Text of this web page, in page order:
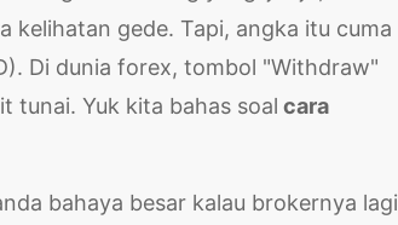
kelihatan gede. Tapi, angka itu cuma
Di dunia forex, tombol "Withdraw"
tunai. Yuk kita bahas soal cara
bahaya besar kalau brokernya lagi